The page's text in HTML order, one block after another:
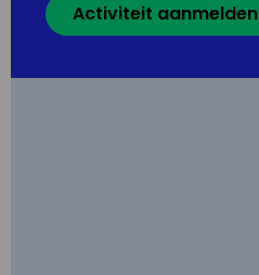
Activiteit aanmelden